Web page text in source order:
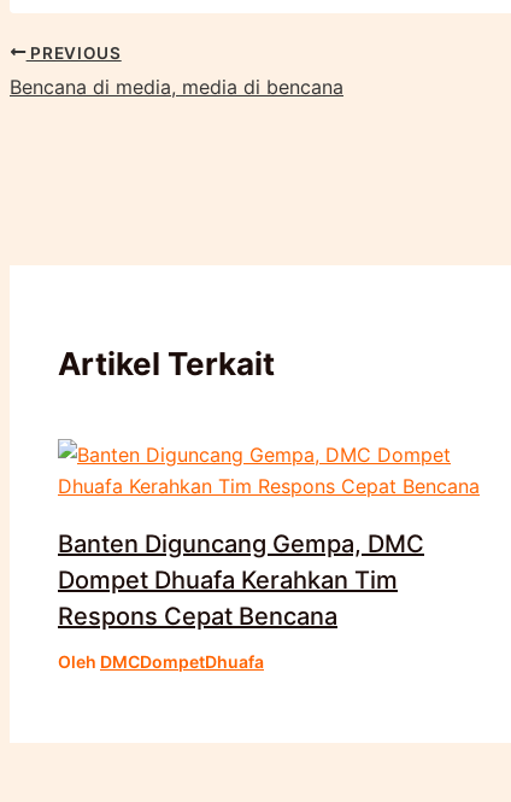
PREVIOUS
Bencana di media, media di bencana
Artikel Terkait
Banten Diguncang Gempa, DMC
Dompet Dhuafa Kerahkan Tim
Respons Cepat Bencana
Oleh DMCDompetDhuafa